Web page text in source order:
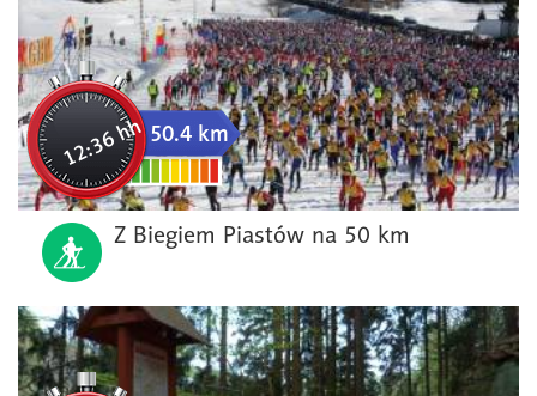
12:36 hh 50.4 km
Z Biegiem Piastów na 50 km